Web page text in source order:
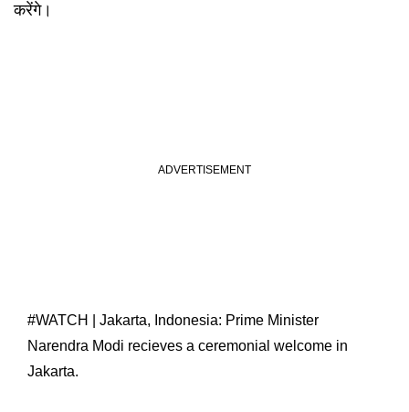
करेंगे।
#WATCH
| Jakarta, Indonesia: Prime Minister
Narendra Modi recieves a ceremonial welcome in
Jakarta.